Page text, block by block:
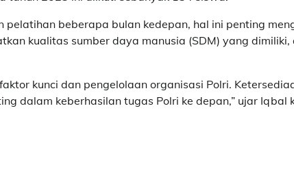
beberapa bulan kedepan, hal ini penting
kualitas sumber daya manusia (SDM) yang dimiliki,
kunci dan pengelolaan organisasi Polri.
dalam keberhasilan tugas Polri ke depan,” ujar Iqbal